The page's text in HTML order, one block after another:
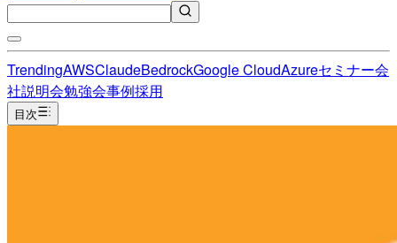
TrendingAWSClaudeBedrockGoogle CloudAzureセミナー会
社説明会勉強会事例採用
目次